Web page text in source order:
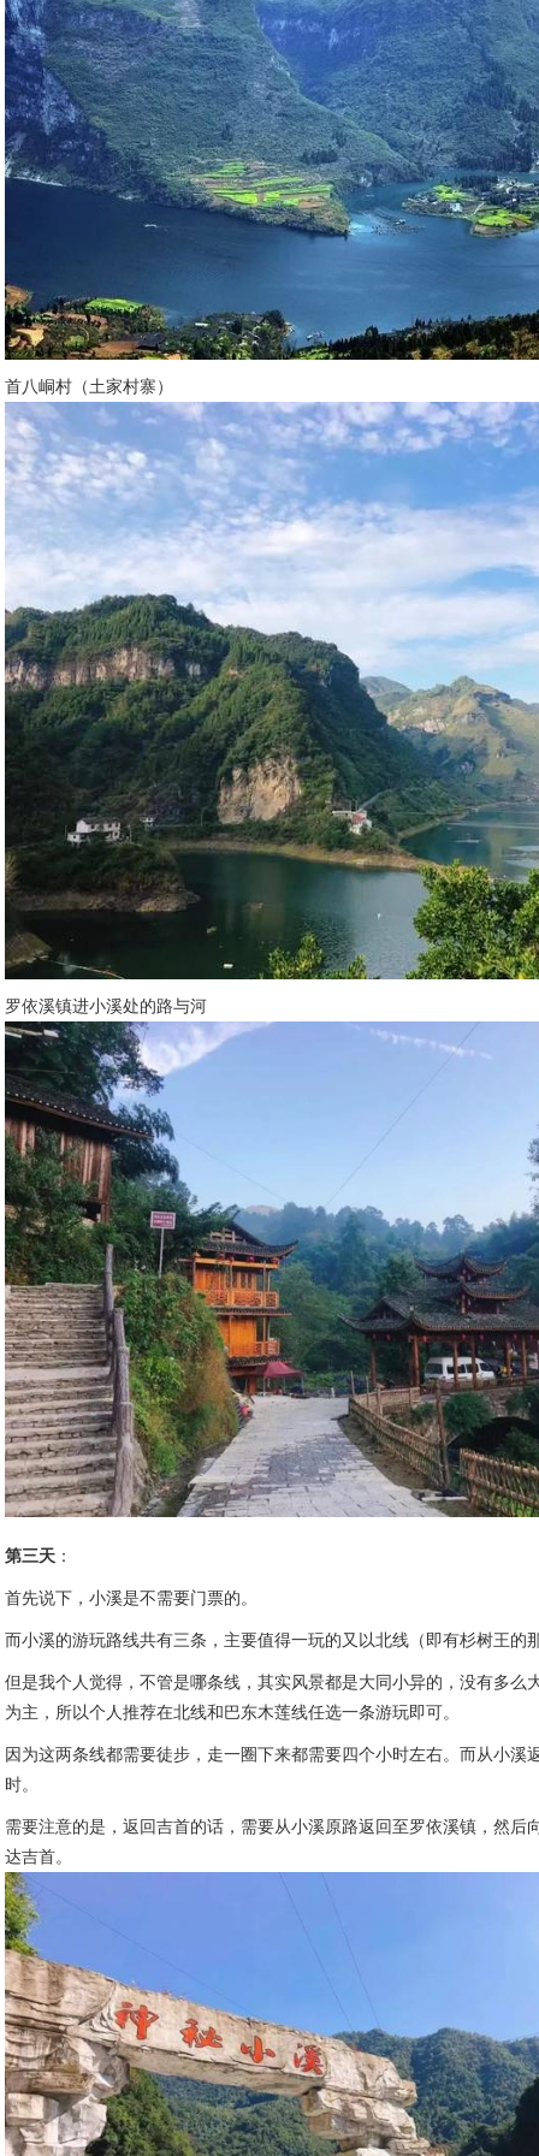
首八峒村（土家村寨）
罗依溪镇进小溪处的路与河
第三天 ：
首先说下，小溪是不需要门票的。
而小溪的游玩路线共有三条，主要值得一玩的又以北线（即有杉树王的
但是我个人觉得，不管是哪条线，其实风景都是大同小异的，没有多么
为主，所以个人推荐在北线和巴东木莲线任选一条游玩即可。
因为这两条线都需要徒步，走一圈下来都需要四个小时左右。而从小溪
时。
需要注意的是，返回吉首的话，需要从小溪原路返回至罗依溪镇，然后
达吉首。